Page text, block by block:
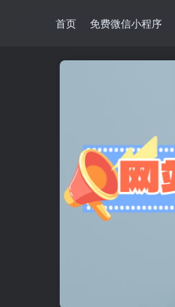
首页 免费微信小程序